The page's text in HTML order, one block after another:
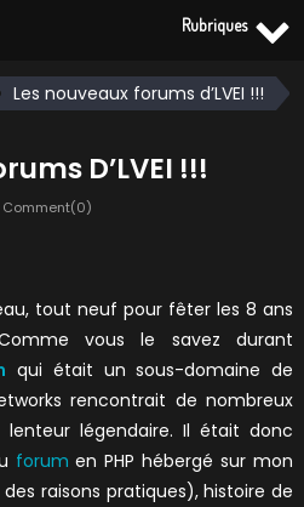
Les nouveaux forums d’LVEI !!!
D’LVEI !!!
Comment(0)
tout neuf pour fêter les 8 ans
vous le savez durant
qui était un sous-domaine de
rencontrait de nombreux
légendaire. Il était donc
forumen PHP hébergé sur mon
des raisons pratiques), histoire de
Rubriques